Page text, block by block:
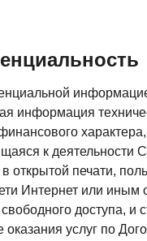
информация
к деятельности
открытой печати,
Интернет или иным
доступа, и
оказания услуг по